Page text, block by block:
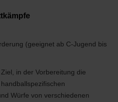
(geeignet ab C-Jugend bis
in der Vorbereitung die
Würfe von verschiedenen